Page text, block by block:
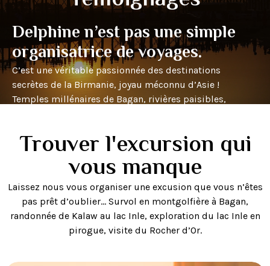
Delphine n’est pas une simple
organisatrice de voyages.
C’est une véritable passionnée des destinations
secrètes de la Birmanie, joyau méconnu d’Asie !
Temples millénaires de Bagan, rivières paisibles,
laissez-vous envoûter par la magie du Myanmar, avant
qu’il ne devienne une destination incontournable !
Trouver l'excursion qui
vous manque
Laissez nous vous organiser une excusion que vous n’êtes
pas prêt d’oublier… Survol en montgolfière à Bagan,
randonnée de Kalaw au lac Inle, exploration du lac Inle en
pirogue, visite du Rocher d’Or.